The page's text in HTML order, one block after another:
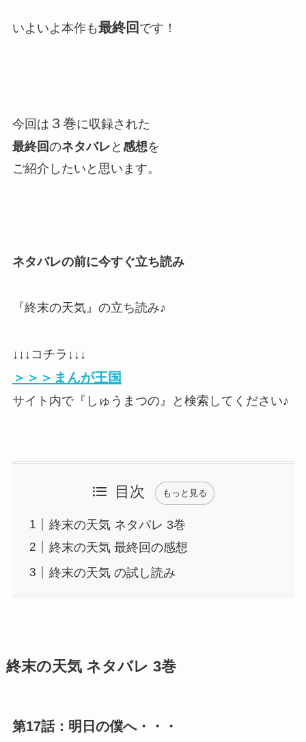
いよいよ本作も最終回 です！
今回は ３巻に収録された
最終回のネタバレ と 感想を
ご紹介したいと思います。
ネタバレの前に今すぐ立ち読み
『終末の天気』の立ち読み♪
↓↓↓コチラ↓↓↓
＞＞＞まんが王国
サイト内で『しゅうまつの』と検索してください♪
目次 もっと見る
終末の天気 ネタバレ 3巻
終末の天気 最終回の感想
終末の天気 の試し読み
終末の天気 ネタバレ 3巻
第17話：明日の僕へ・・・